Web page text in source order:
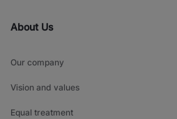
About Us
Our company
Vision and values
Equal treatment